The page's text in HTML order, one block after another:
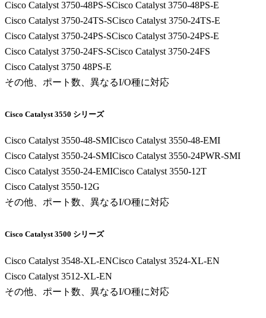
Cisco Catalyst 3750-48PS-SCisco Catalyst 3750-48PS-E
Cisco Catalyst 3750-24TS-SCisco Catalyst 3750-24TS-E
Cisco Catalyst 3750-24PS-SCisco Catalyst 3750-24PS-E
Cisco Catalyst 3750-24FS-SCisco Catalyst 3750-24FS
Cisco Catalyst 3750 48PS-E
その他、ポート数、異なるI/O種に対応
Cisco Catalyst 3550 シリーズ
Cisco Catalyst 3550-48-SMICisco Catalyst 3550-48-EMI
Cisco Catalyst 3550-24-SMICisco Catalyst 3550-24PWR-SMI
Cisco Catalyst 3550-24-EMICisco Catalyst 3550-12T
Cisco Catalyst 3550-12G
その他、ポート数、異なるI/O種に対応
Cisco Catalyst 3500 シリーズ
Cisco Catalyst 3548-XL-ENCisco Catalyst 3524-XL-EN
Cisco Catalyst 3512-XL-EN
その他、ポート数、異なるI/O種に対応